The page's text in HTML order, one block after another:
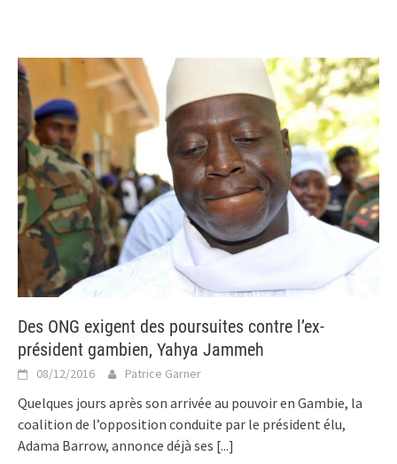
Des ONG exigent des poursuites contre l’ex-
président gambien, Yahya Jammeh
08/12/2016 Patrice Garner
Quelques jours après son arrivée au pouvoir en Gambie, la
coalition de l’opposition conduite par le président élu,
Adama Barrow, annonce déjà ses [...]